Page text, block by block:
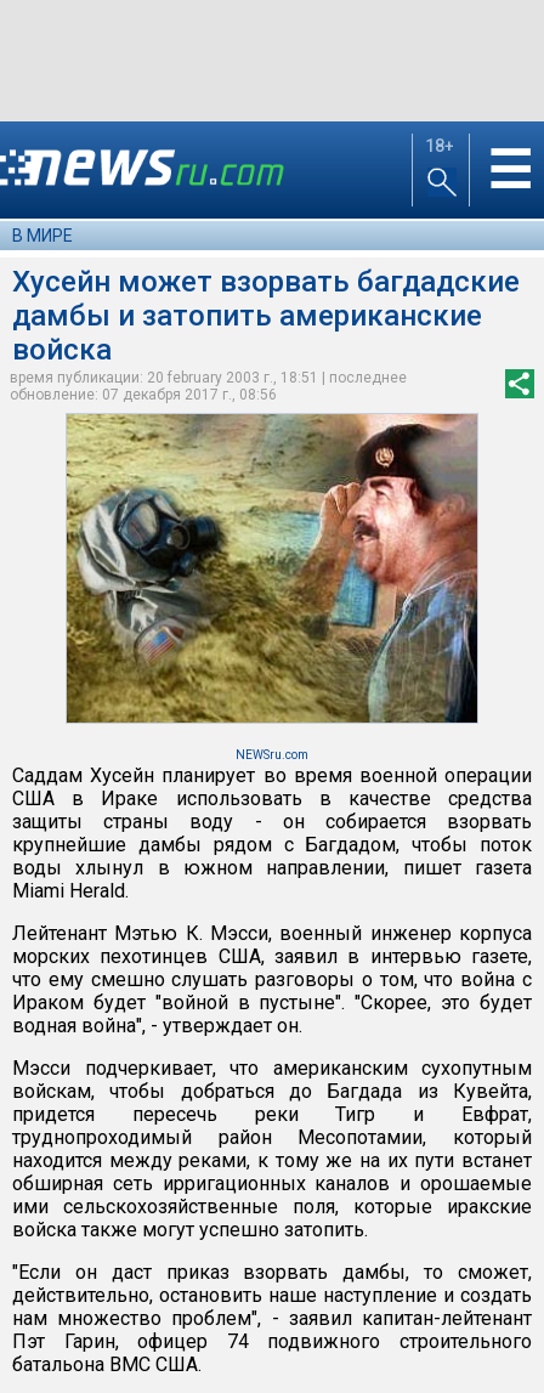
18+ ☰
В МИРЕ
Хусейн может взорвать багдадские
дамбы и затопить американские
войска
время публикации: 20 february 2003 г., 18:51 | последнее
обновление: 07 декабря 2017 г., 08:56
NEWSru.com
Саддам Хусейн планирует во время военной операции
США в Ираке использовать в качестве средства
защиты страны воду - он собирается взорвать
крупнейшие дамбы рядом с Багдадом, чтобы поток
воды хлынул в южном направлении, пишет газета
Miami Herald.
Лейтенант Мэтью К. Мэсси, военный инженер корпуса
морских пехотинцев США, заявил в интервью газете,
что ему смешно слушать разговоры о том, что война с
Ираком будет "войной в пустыне". "Скорее, это будет
водная война", - утверждает он.
Мэсси подчеркивает, что американским сухопутным
войскам, чтобы добраться до Багдада из Кувейта,
придется пересечь реки Тигр и Евфрат,
труднопроходимый район Месопотамии, который
находится между реками, к тому же на их пути встанет
обширная сеть ирригационных каналов и орошаемые
ими сельскохозяйственные поля, которые иракские
войска также могут успешно затопить.
"Если он даст приказ взорвать дамбы, то сможет,
действительно, остановить наше наступление и создать
нам множество проблем", - заявил капитан-лейтенант
Пэт Гарин, офицер 74 подвижного строительного
батальона ВМС США.